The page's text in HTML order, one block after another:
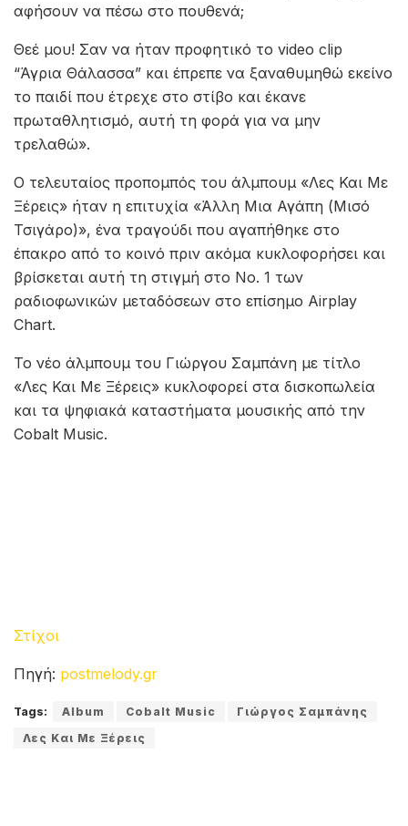
αφήσουν να πέσω στο πουθενά;
Θεέ μου! Σαν να ήταν προφητικό το video clip
“Άγρια Θάλασσα” και έπρεπε να ξαναθυμηθώ εκείνο
το παιδί που έτρεχε στο στίβο και έκανε
πρωταθλητισμό, αυτή τη φορά για να μην
τρελαθώ».
Ο τελευταίος προπομπός του άλμπουμ «Λες Και Με
Ξέρεις» ήταν η επιτυχία «Άλλη Μια Αγάπη (Μισό
Τσιγάρο)», ένα τραγούδι που αγαπήθηκε στο
έπακρο από το κοινό πριν ακόμα κυκλοφορήσει και
βρίσκεται αυτή τη στιγμή στο No. 1 των
ραδιοφωνικών μεταδόσεων στο επίσημο Airplay
Chart.
Το νέο άλμπουμ του Γιώργου Σαμπάνη με τίτλο
«Λες Και Με Ξέρεις» κυκλοφορεί στα δισκοπωλεία
και τα ψηφιακά καταστήματα μουσικής από την
Cobalt Music.
Στίχοι
Πηγή: postmelody.gr
Tags: Album Cobalt Music
Γιώργος Σαμπάνης
Λες Και Με Ξέρεις